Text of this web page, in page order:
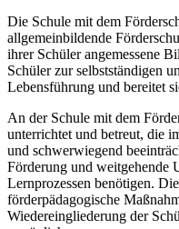
Die Schule mit dem
allgemeinbildende
ihrer Schüler angemessene
Schüler zur selbstständigen
Lebensführung und bereitet
An der Schule mit dem
unterrichtet und betreut, die
und schwerwiegend
Förderung und weitgehende
Lernprozessen benötigen.
förderpädagogische
Wiedereingliederung der